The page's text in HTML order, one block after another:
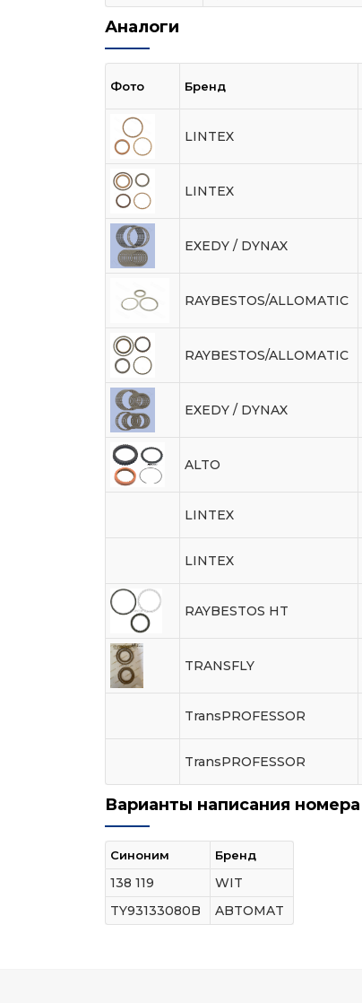
Аналоги
Фото Бренд
LINTEX
LINTEX
EXEDY / DYNAX
RAYBESTOS/ALLOMATIC
RAYBESTOS/ALLOMATIC
EXEDY / DYNAX
ALTO
LINTEX
LINTEX
RAYBESTOS HT
TRANSFLY
TransPROFESSOR
TransPROFESSOR
Варианты написания номера
Синоним Бренд
138 119
WIT
TY93133080B
ABTOMAT